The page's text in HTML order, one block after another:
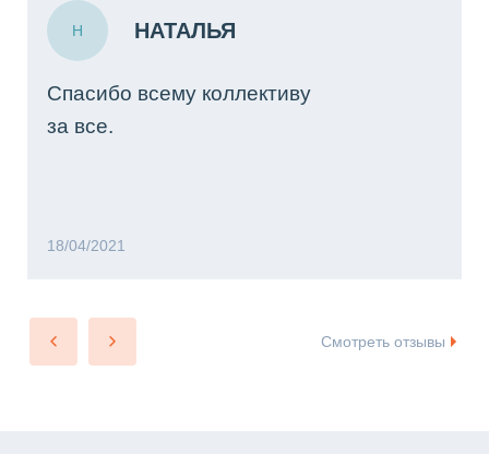
Н НАТАЛЬЯ
Спасибо всему коллективу
за все.
18/04/2021
Смотреть отзывы